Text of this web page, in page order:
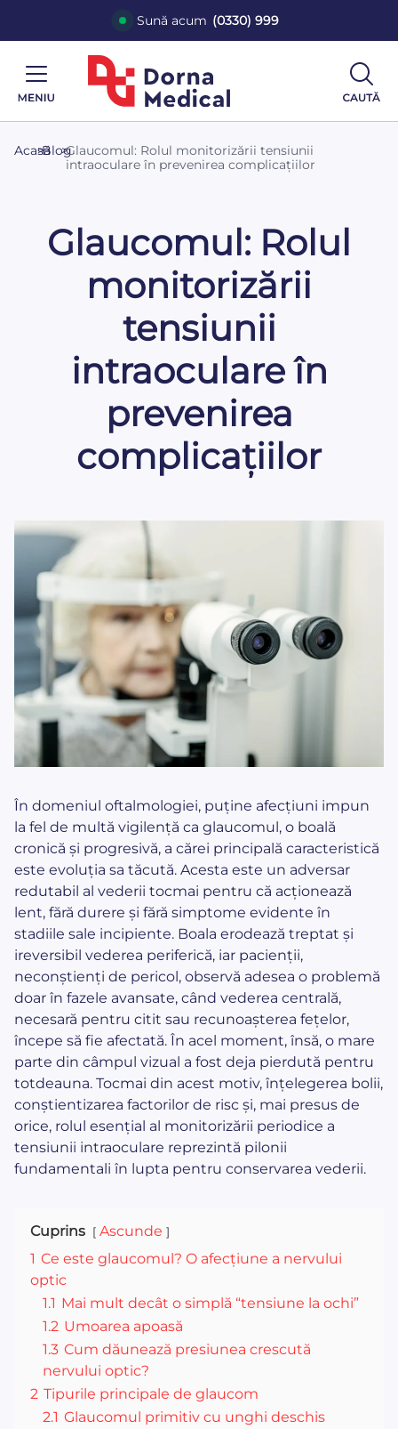
Sună acum (0330) 999
Acasă
>Blog
>Glaucomul: Rolul monitorizării tensiunii
intraoculare în prevenirea complicațiilor
Glaucomul: Rolul
monitorizării
tensiunii
intraoculare în
prevenirea
complicațiilor
În domeniul oftalmologiei, puține afecțiuni impun
la fel de multă vigilență ca glaucomul, o boală
cronică și progresivă, a cărei principală caracteristică
este evoluția sa tăcută. Acesta este un adversar
redutabil al vederii tocmai pentru că acționează
lent, fără durere și fără simptome evidente în
stadiile sale incipiente. Boala erodează treptat și
ireversibil vederea periferică, iar pacienții,
neconștienți de pericol, observă adesea o problemă
doar în fazele avansate, când vederea centrală,
necesară pentru citit sau recunoașterea fețelor,
începe să fie afectată. În acel moment, însă, o mare
parte din câmpul vizual a fost deja pierdută pentru
totdeauna. Tocmai din acest motiv, înțelegerea bolii,
conștientizarea factorilor de risc și, mai presus de
orice, rolul esențial al monitorizării periodice a
tensiunii intraoculare reprezintă pilonii
fundamentali în lupta pentru conservarea vederii.
Cuprins
Ascunde
1 Ce este glaucomul? O afecțiune a nervului
optic
1.1 Mai mult decât o simplă “tensiune la ochi”
1.2 Umoarea apoasă
1.3 Cum dăunează presiunea crescută
nervului optic?
2 Tipurile principale de glaucom
2.1 Glaucomul primitiv cu unghi deschis